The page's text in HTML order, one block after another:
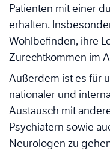
Patienten mit einer
erhalten.
Wohlbefinden, ihre
Zurechtkommen im
Außerdem ist es für
nationaler und
Austausch mit
Psychiatern sowie
Neurologen zu